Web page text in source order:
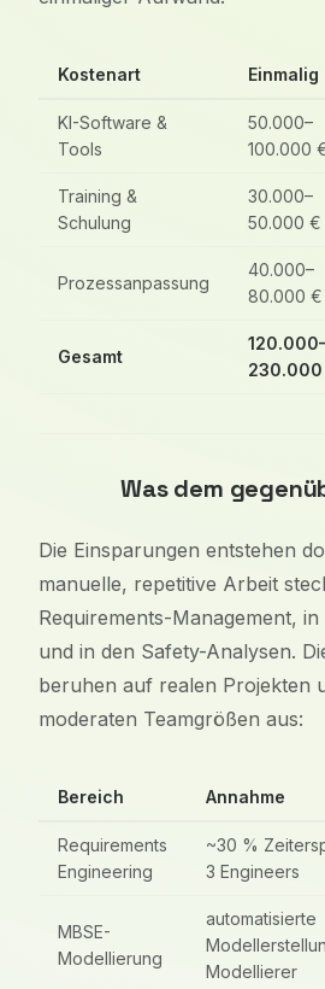
Kostenart Einmalig
KI-Software &
Tools
50.000–
100.000
Training &
Schulung
30.000–
50.000 €
Prozessanpassung
40.000–
80.000 €
Gesamt
230.000
Was dem
Die Einsparungen entstehen
manuelle, repetitive Arbeit
Requirements-Management,
und in den Safety-Analysen.
beruhen auf realen Projekten
moderaten Teamgrößen aus:
Bereich Annahme
Requirements
Engineering
~30 %
3 Engineers
MBSE-
Modellierung
automatisierte
Modellierer